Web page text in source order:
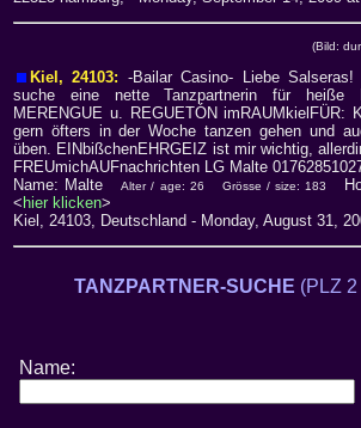
(Bild:
Kiel, 24103: -Bailar Casino- Liebe
suche eine nette Tanzpartnerin für heiße
MERENGUE u. REGUETÓN imRAUMkielFÜR:
gern öfters in der Woche tanzen gehen und
üben. EINbißchenEHRGEIZ ist mir wichtig,
FREUmichAUFnachrichten LG Malte
Name: MalteAlter / age: 26 Grösse / size: 183
< hier klicken>
Kiel, 24103, Deutschland - Monday, August 31,
TANZPARTNER-SUCHE (PLZ
Name: